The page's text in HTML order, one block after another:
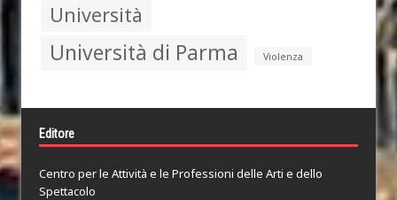
Università
Università di Parma Violenza
Editore
Centro per le Attività e le Professioni delle Arti e dello
Spettacolo